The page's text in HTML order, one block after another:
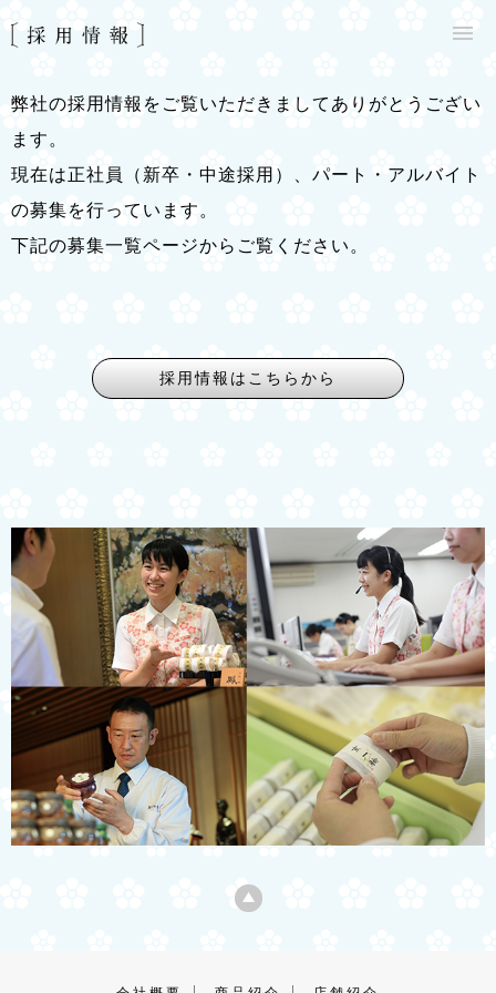
弊社の採用情報をご覧いただきましてありがとうござい
ます。
現在は正社員（新卒・中途採用）、パート・アルバイト
の募集を行っています。
下記の募集一覧ページからご覧ください。
採用情報はこちらから